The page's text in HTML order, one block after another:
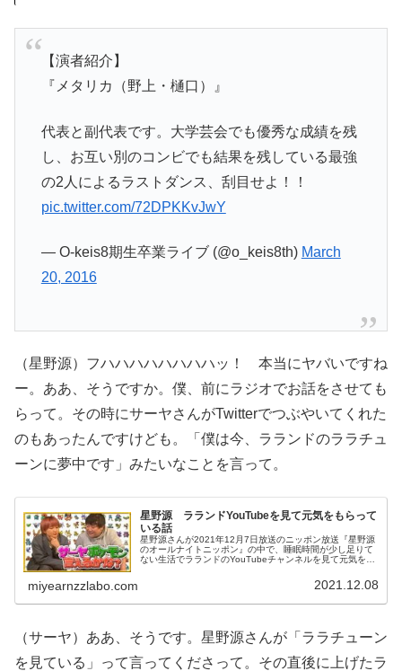
【演者紹介】
『メタリカ（野上・樋口）』
代表と副代表です。大学芸会でも優秀な成績を残
し、お互い別のコンビでも結果を残している最強
の2人によるラストダンス、刮目せよ！！
pic.twitter.com/72DPKKvJwY
— O-keis8期生卒業ライブ (@o_keis8th) March
20, 2016
（星野源）フハハハハハハハハッ！ 本当にヤバいですね
ー。ああ、そうですか。僕、前にラジオでお話をさせても
らって。その時にサーヤさんがTwitterでつぶやいてくれた
のもあったんですけども。「僕は今、ラランドのララチュ
ーンに夢中です」みたいなことを言って。
星野源 ラランドYouTubeを見て元気をもらって
いる話
星野源さんが2021年12月7日放送のニッポン放送『星野源
のオールナイトニッポン』の中で、睡眠時間が少し足りて
ない生活でラランドのYouTubeチャンネルを見て元気をも
miyearnzzlabo.com 2021.12.08
（サーヤ）ああ、そうです。星野源さんが「ララチューン
を見ている」って言ってくださって。その直後に上げたラ